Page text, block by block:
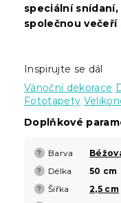
speciální snídaní,
společnou večeří
Inspirujte se dál
Vánoční dekorace
Fototapety
Doplňkové
? Barva
? Délka 50 cm
? Šířka 2,5 cm